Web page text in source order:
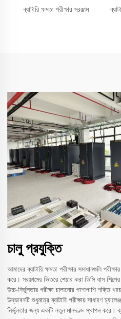
ব্যাটারি ক্ষমতা পরীক্ষার সরঞ্জাম
চালু প্রযুক্তি
আমাদের ব্যাটারি ক্ষমতা পরীক্ষার সমাধানগুলি
করে। সরঞ্জামের ভিতরে শেয়ার করা ডিসি বাস
উচ্চ-নির্ভুলতার পরীক্ষা চালানোর পাশাপাশি
উদ্ভাবনটি শুধুমাত্র ব্যাটারি পরীক্ষায় সাধারণ
নির্ভুলতার জন্য একটি নতুন মানদণ্ড স্থাপন করে।